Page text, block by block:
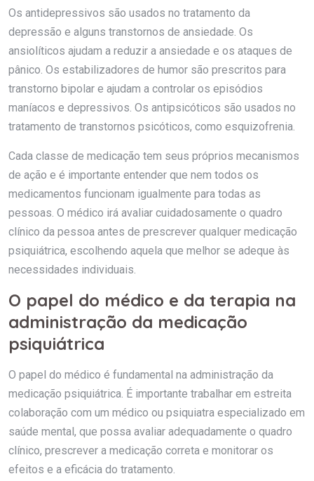
Os antidepressivos são usados no tratamento da
depressão e alguns transtornos de ansiedade. Os
ansiolíticos ajudam a reduzir a ansiedade e os ataques de
pânico. Os estabilizadores de humor são prescritos para
transtorno bipolar e ajudam a controlar os episódios
maníacos e depressivos. Os antipsicóticos são usados no
tratamento de transtornos psicóticos, como esquizofrenia.
Cada classe de medicação tem seus próprios mecanismos
de ação e é importante entender que nem todos os
medicamentos funcionam igualmente para todas as
pessoas. O médico irá avaliar cuidadosamente o quadro
clínico da pessoa antes de prescrever qualquer medicação
psiquiátrica, escolhendo aquela que melhor se adeque às
necessidades individuais.
O papel do médico e da terapia na
administração da medicação
psiquiátrica
O papel do médico é fundamental na administração da
medicação psiquiátrica. É importante trabalhar em estreita
colaboração com um médico ou psiquiatra especializado em
saúde mental, que possa avaliar adequadamente o quadro
clínico, prescrever a medicação correta e monitorar os
efeitos e a eficácia do tratamento.